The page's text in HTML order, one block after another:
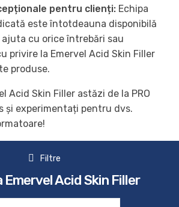
pentru clienți: Echipa
este întotdeauna disponibilă
cu orice întrebări sau
privire la Emervel Acid Skin Filler
produse.
Acid Skin Filler astăzi de la PRO
și experimentați pentru dvs.
Filtre
Emervel Acid Skin Filler